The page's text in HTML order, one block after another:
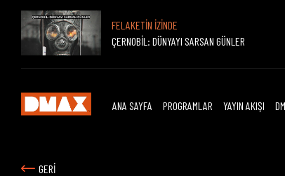
FELAKETİN İZİNDE
ÇERNOBİL: DÜNYAYI SARSAN GÜNLER
ANA SAYFA PROGRAMLAR YAYIN AKIŞI
GERİ